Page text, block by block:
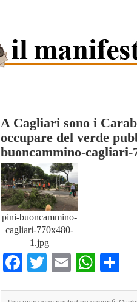
A Cagliari sono i
occupare del verde
buoncammino-cagliari-
pini-buoncammino-
cagliari-770x480-
1.jpg
Facebook
TwitterEmail